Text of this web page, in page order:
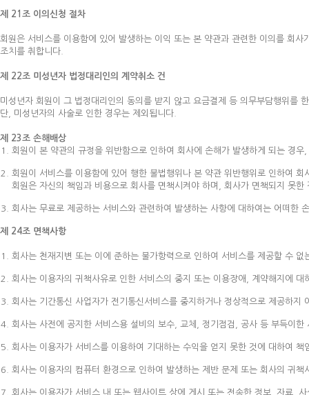
제 21조 이의신청 절차
회원은 서비스를 이용함에 있어 발생하는 이익 또는 본 약관과 관련한 이의를 회
조치를 취합니다.
제 22조 미성년자 법정대리인의 계약취소 건
미성년자 회원이 그 법정대리인의 동의를 받지 않고 요금결제 등 의무부담행위를
단, 미성년자의 사술로 인한 경우는 제외됩니다.
제 23조 손해배상
회원이 본 약관의 규정을 위반함으로 인하여 회사에 손해가 발생하게 되는 경
회원이 서비스를 이용함에 있어 행한 불법행위나 본 약관 위반행위로 인하여
회원은 자신의 책임과 비용으로 회사를 면책시켜야 하며, 회사가 면책되지 못
회사는 무료로 제공하는 서비스와 관련하여 발생하는 사항에 대하여는 어떠한
제 24조 면책사항
회사는 천재지변 또는 이에 준하는 불가항력으로 인하여 서비스를 제공할 수
회사는 이용자의 귀책사유로 인한 서비스의 중지 또는 이용장애, 계약해지에 대
회사는 기간통신 사업자가 전기통신서비스를 중지하거나 정상적으로 제공하지
회사는 사전에 공지한 서비스용 설비의 보수, 교체, 정기점검, 공사 등 부득이
회사는 이용자가 서비스를 이용하여 기대하는 수익을 얻지 못한 것에 대하여
회사는 이용자의 컴퓨터 환경으로 인하여 발생하는 제반 문제 또는 회사의 귀
회사는 이용자가 서비스 내 또는 웹사이트 상에 게시 또는 전송한 정보, 자료,